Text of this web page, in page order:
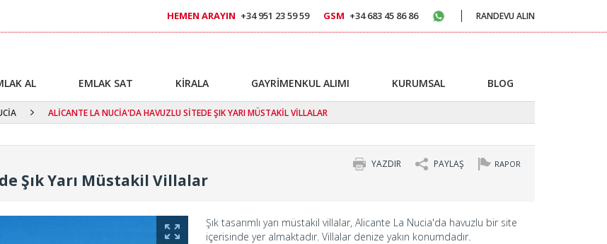
ALİCANTE LA NUCİA'DA HAVUZLU SİTEDE ŞIK YARI MÜSTAKİL VİLLALAR
RAPOR
PAYLAŞ
YAZDIR
Şık Yarı Müstakil Villalar
Şık tasarımlı yarı müstakil villalar, Alicante La Nucia'da havuzlu bir site
içerisinde yer almaktadır. Villalar denize yakın konumdadır.
HEMEN ARAYIN +34 951 23 59 59 GSM +34 683 45 86 86 RANDEVU ALIN
AL EMLAK SAT KİRALA GAYRİMENKUL ALIMI KURUMSAL BLOG